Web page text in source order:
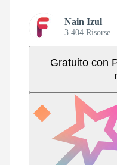
Nain Izul
3.404 Risorse
Gratuito con